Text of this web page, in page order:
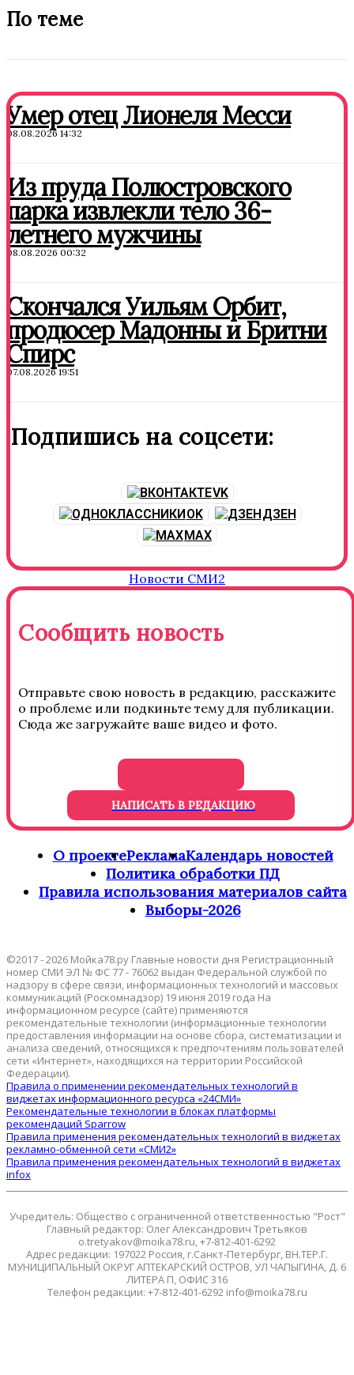
По теме
Умер отец Лионеля Месси
08.08.2026 14:32
Из пруда Полюстровского
парка извлекли тело 36-
летнего мужчины
08.08.2026 00:32
Скончался Уильям Орбит,
продюсер Мадонны и Бритни
Спирс
07.08.2026 19:51
Подпишись на соцсети:
VK
OK
ДЗЕН
MAX
Новости СМИ2
Сообщить новость
Отправьте свою новость в редакцию, расскажите
о проблеме или подкиньте тему для публикации.
Сюда же загружайте ваше видео и фото.
НАПИСАТЬ В РЕДАКЦИЮ
О проектеРекламаКалендарь новостей
Политика обработки ПД
Правила использования материалов сайта
Выборы-2026
©2017 - 2026 Мойка78.ру Главные новости дня Регистрационный
номер СМИ ЭЛ № ФС 77 - 76062 выдан Федеральной службой по
надзору в сфере связи, информационных технологий и массовых
коммуникаций (Роскомнадзор) 19 июня 2019 года На
информационном ресурсе (сайте) применяются
рекомендательные технологии (информационные технологии
предоставления информации на основе сбора, систематизации и
анализа сведений, относящихся к предпочтениям пользователей
сети «Интернет», находящихся на территории Российской
Федерации).
Правила о применении рекомендательных технологий в
виджетах информационного ресурса «24СМИ»
Рекомендательные технологии в блоках платформы
рекомендаций Sparrow
Правила применения рекомендательных технологий в виджетах
рекламно-обменной сети «СМИ2»
Правила применения рекомендательных технологий в виджетах
infox
Учредитель: Общество с ограниченной ответственностью "Рост"
Главный редактор: Олег Александрович Третьяков
o.tretyakov@moika78.ru, +7-812-401-6292
Адрес редакции: 197022 Россия, г.Санкт-Петербург, ВН.ТЕР.Г.
МУНИЦИПАЛЬНЫЙ ОКРУГ АПТЕКАРСКИЙ ОСТРОВ, УЛ ЧАПЫГИНА, Д. 6
ЛИТЕРА П, ОФИС 316
Телефон редакции: +7-812-401-6292 info@moika78.ru